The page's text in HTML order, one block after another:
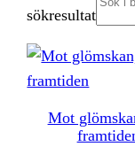
sökresultat
Mot